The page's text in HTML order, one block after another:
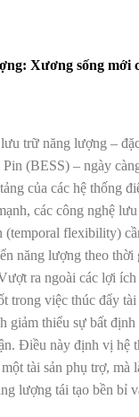
Xương sống mới
trữ năng lượng –
(BESS) – ngày
của các hệ thống
các công nghệ
(temporal flexibility)
năng lượng theo thời
ra ngoài các lợi
trong việc thúc đẩy
giảm thiểu sự bất
Điều này định vị hệ
tài sản phụ trợ, mà
lượng tái tạo bền bỉ